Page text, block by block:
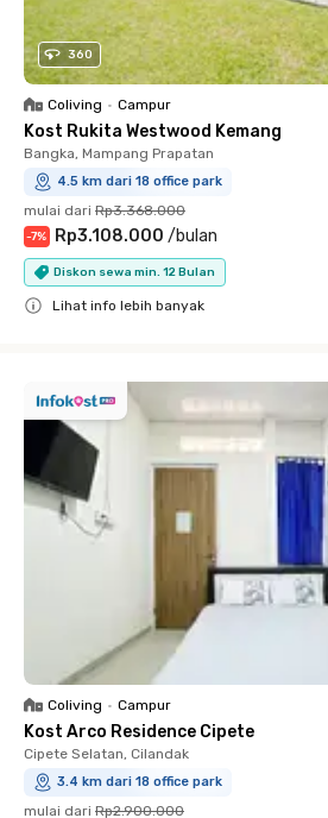
360
Coliving • Campur
Kost Rukita Westwood Kemang
Bangka, Mampang Prapatan
4.5 km dari 18 office park
mulai dari Rp3.368.000
-7% Rp3.108.000 /bulan
Diskon sewa min. 12 Bulan
Lihat info lebih banyak
Coliving • Campur
Kost Arco Residence Cipete
Cipete Selatan, Cilandak
3.4 km dari 18 office park
mulai dari Rp2.900.000